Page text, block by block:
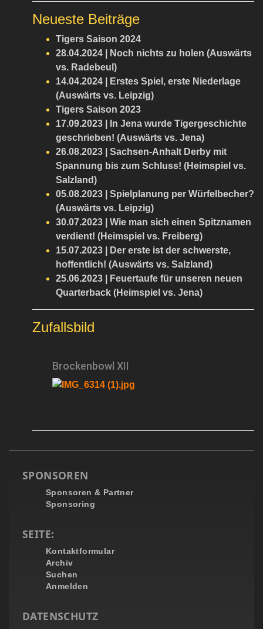
Neueste Beiträge
Tigers Saison 2024
28.04.2024 | Noch nichts zu holen (Auswärts
vs. Radebeul)
14.04.2024 | Erstes Spiel, erste Niederlage
(Auswärts vs. Leipzig)
Tigers Saison 2023
17.09.2023 | In Jena wurde Tigergeschichte
geschrieben! (Auswärts vs. Jena)
26.08.2023 | Sachsen-Anhalt Derby mit
Spannung bis zum Schluss! (Heimspiel vs.
Salzland)
05.08.2023 | Spielplanung per Würfelbecher?
(Auswärts vs. Leipzig)
30.07.2023 | Wie man sich einen Spitznamen
verdient! (Heimspiel vs. Freiberg)
15.07.2023 | Der erste ist der schwerste,
hoffentlich! (Auswärts vs. Salzland)
25.06.2023 | Feuertaufe für unseren neuen
Quarterback (Heimspiel vs. Jena)
Zufallsbild
Brockenbowl XII
SPONSOREN
Sponsoren & Partner
Sponsoring
SEITE:
Kontaktformular
Archiv
Suchen
Anmelden
DATENSCHUTZ